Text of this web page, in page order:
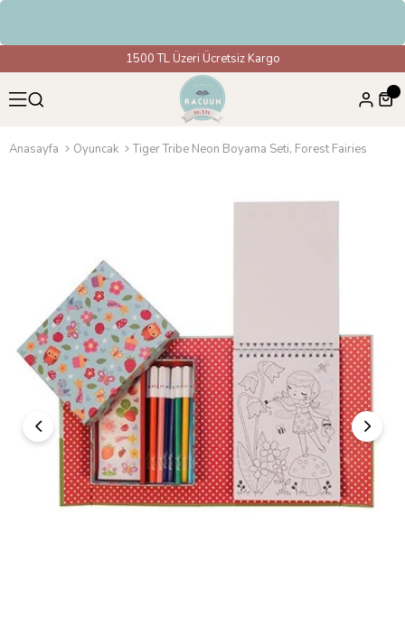
1500 TL Üzeri Ücretsiz Kargo
Anasayfa Oyuncak Tiger Tribe Neon Boyama Seti, Forest Fairies